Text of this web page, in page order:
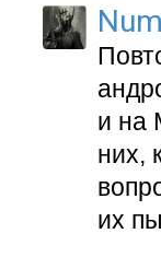
и на
них,
их